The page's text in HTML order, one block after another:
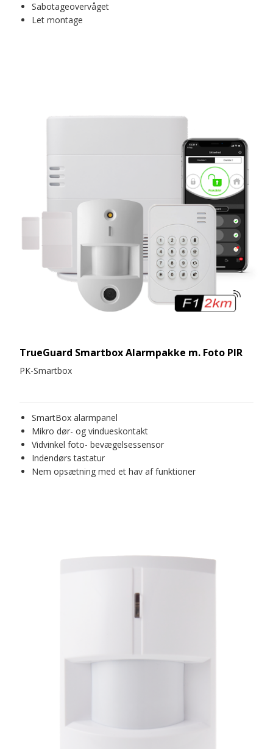
Sabotageovervåget
Let montage
TrueGuard Smartbox Alarmpakke m. Foto PIR
PK-Smartbox
SmartBox alarmpanel
Mikro dør- og vindueskontakt
Vidvinkel foto- bevægelsessensor
Indendørs tastatur
Nem opsætning med et hav af funktioner